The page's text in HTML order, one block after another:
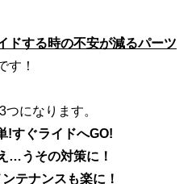
ドする時の不安が減るパーツ
す！
になります。
!すぐライドへGO!
…うその対策に！
テナンスも楽に！